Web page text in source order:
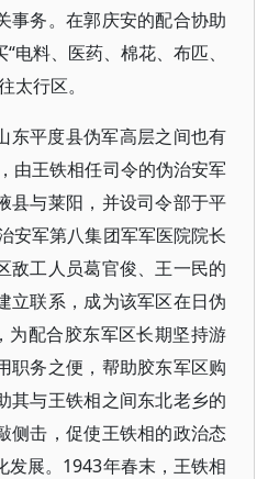
事务。在郭庆安的配合协助
电料、医药、棉花、布匹、
太行区。
东平度县伪军高层之间也有
由王铁相任司令的伪治安军
县与莱阳，并设司令部于平
安军第八集团军军医院院长
敌工人员葛官俊、王一民的
立联系，成为该军区在日伪
为配合胶东军区长期坚持游
职务之便，帮助胶东军区购
其与王铁相之间东北老乡的
侧击，促使王铁相的政治态
发展。1943年春末，王铁相